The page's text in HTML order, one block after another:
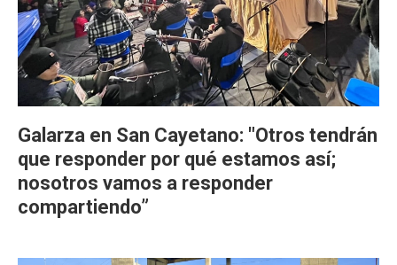
Galarza en San Cayetano: "Otros tendrán
que responder por qué estamos así;
nosotros vamos a responder
compartiendo”